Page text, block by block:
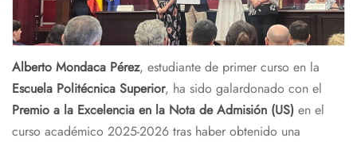
Alberto Mondaca Pérez, estudiante de primer curso en la
Escuela Politécnica Superior, ha sido galardonado con el
Premio a la Excelencia en la Nota de Admisión (US) en el
curso académico 2025-2026 tras haber obtenido una